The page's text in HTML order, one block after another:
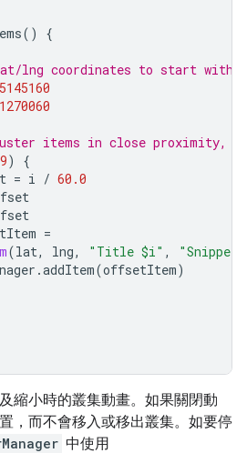
() {
lng coordinates to start with.
items in close proximity,
9)
{
= i / 60.0
=
(lat, lng, "Title $i" ,
.addItem(offsetItem)
縮小時的叢集動畫。如果關閉動
，而不會移入或移出叢集。如要停
中使用